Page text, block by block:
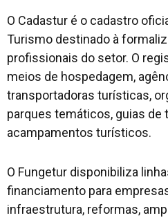
O Cadastur é o cadastro
Turismo destinado à
profissionais do setor. O
meios de hospedagem,
transportadoras turísticas,
parques temáticos, guias de
acampamentos turísticos.
O Fungetur disponibiliza
financiamento para
infraestrutura, reformas,